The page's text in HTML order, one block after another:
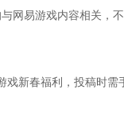
网易游戏内容相关，不
新春福利，投稿时需